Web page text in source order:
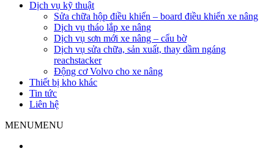
Dịch vụ kỹ thuật
Sửa chữa hộp điều khiển – board điều khiển xe nâng
Dịch vụ tháo lắp xe nâng
Dịch vụ sơn mới xe nâng – cẩu bờ
Dịch vụ sửa chữa, sản xuất, thay dầm ngáng
reachstacker
Động cơ Volvo cho xe nâng
Thiết bị kho khác
Tin tức
Liên hệ
MENUMENU